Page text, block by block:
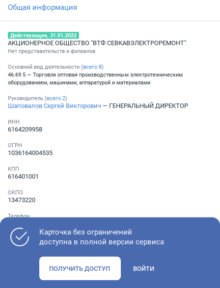
Общая информация
Действующее, 31.01.2022
АКЦИОНЕРНОЕ ОБЩЕСТВО "ВТФ СЕВКАВЭЛЕКТРОРЕМОНТ"
Нет представительств и филиалов
Основной вид деятельности (всего 8)
46.69.5 — Торговля оптовая производственным электротехническим
оборудованием, машинами, аппаратурой и материалами
Руководитель (всего 2)
Шаповалов Сергей Викторович — ГЕНЕРАЛЬНЫЙ ДИРЕКТОР
ИНН
6164209958
ОГРН
1036164004535
КПП
616401001
ОКПО
13473220
Телефон
Как оценить состояние компании
Карточка без ограничений
доступна в полной версии сервиса
ПОЛУЧИТЬ ДОСТУП ВОЙТИ